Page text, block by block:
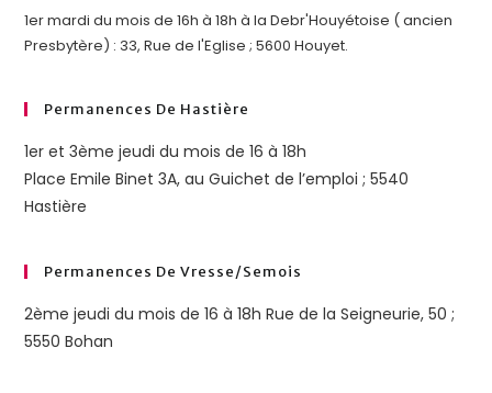
1er mardi du mois de 16h à 18h à la Debr'Houyétoise ( ancien
Presbytère) : 33, Rue de l'Eglise ; 5600 Houyet.
Permanences De Hastière
1er et 3ème jeudi du mois de 16 à 18h
Place Emile Binet 3A, au Guichet de l’emploi ; 5540
Hastière
Permanences De Vresse/semois
2ème jeudi du mois de 16 à 18h Rue de la Seigneurie, 50 ;
5550 Bohan